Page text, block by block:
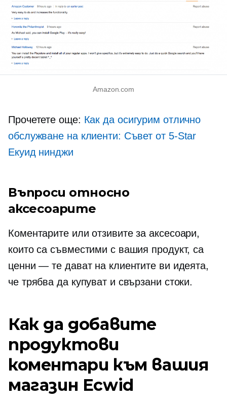
Amazon.com
Прочетете още: Как да осигурим отлично
обслужване на клиенти: Съвет от 5-Star
Екуид нинджи
Въпроси относно
аксесоарите
Коментарите или отзивите за аксесоари,
които са съвместими с вашия продукт, са
ценни — те дават на клиентите ви идеята,
че трябва да купуват и свързани стоки.
Как да добавите
продуктови
коментари към вашия
магазин Ecwid